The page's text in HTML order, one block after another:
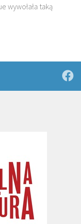
wywołała taką